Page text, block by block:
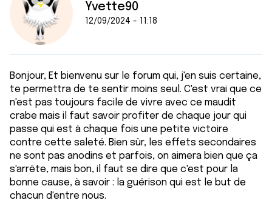
Yvette90
12/09/2024 - 11:18
Bonjour, Et bienvenu sur le forum qui, j'en suis certaine,
te permettra de te sentir moins seul. C'est vrai que ce
n'est pas toujours facile de vivre avec ce maudit
crabe mais il faut savoir profiter de chaque jour qui
passe qui est à chaque fois une petite victoire
contre cette saleté. Bien sûr, les effets secondaires
ne sont pas anodins et parfois, on aimera bien que ça
s'arrête, mais bon, il faut se dire que c'est pour la
bonne cause, à savoir : la guérison qui est le but de
chacun d'entre nous.